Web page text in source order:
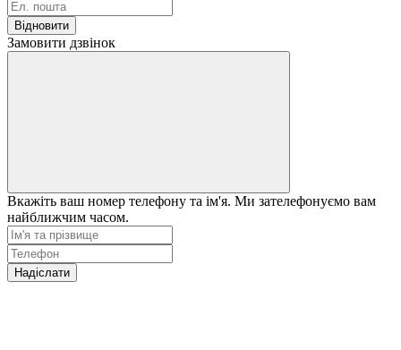
Відновити
Замовити дзвінок
Вкажіть ваш номер телефону та ім'я. Ми зателефонуємо вам
найближчим часом.
Надіслати